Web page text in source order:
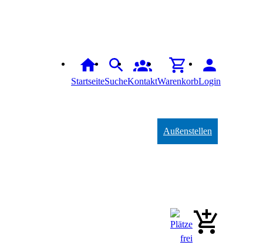
StartseiteSucheKontaktWarenkorbLogin
Außenstellen